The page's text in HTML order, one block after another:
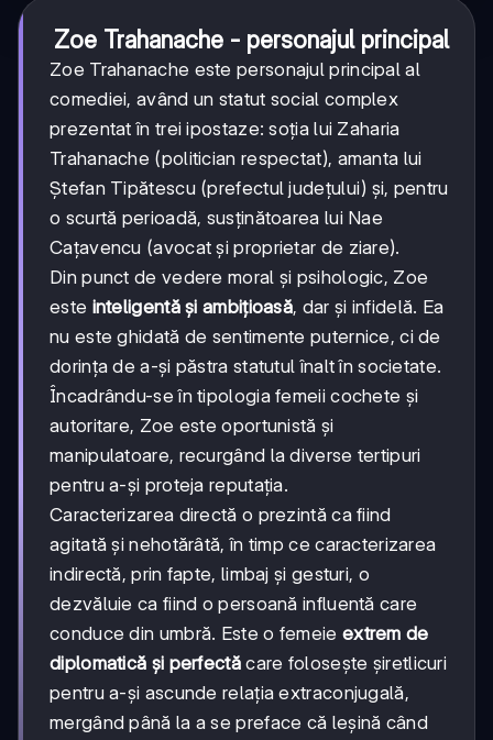
Zoe Trahanache - personajul principal
Zoe Trahanache este personajul principal al
comediei, având un statut social complex
prezentat în trei ipostaze: soția lui Zaharia
Trahanache (politician respectat), amanta lui
Ștefan Tipătescu (prefectul județului) și, pentru
o scurtă perioadă, susținătoarea lui Nae
Cațavencu (avocat și proprietar de ziare).
Din punct de vedere moral și psihologic, Zoe
este inteligentă și ambițioasă, dar și infidelă. Ea
nu este ghidată de sentimente puternice, ci de
dorința de a-și păstra statutul înalt în societate.
Încadrându-se în tipologia femeii cochete și
autoritare, Zoe este oportunistă și
manipulatoare, recurgând la diverse tertipuri
pentru a-și proteja reputația.
Caracterizarea directă o prezintă ca fiind
agitată și nehotărâtă, în timp ce caracterizarea
indirectă, prin fapte, limbaj și gesturi, o
dezvăluie ca fiind o persoană influentă care
conduce din umbră. Este o femeie extrem de
diplomatică și perfectăcare folosește șiretlicuri
pentru a-și ascunde relația extraconjugală,
mergând până la a se preface că leșină când